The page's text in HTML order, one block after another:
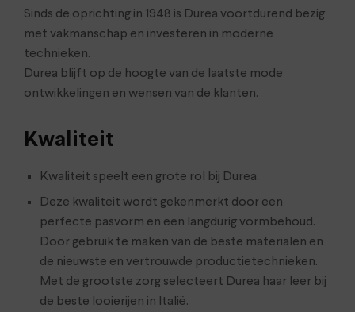
Sinds de oprichting in 1948 is Durea voortdurend bezig
met vakmanschap en investeren in moderne
technieken.
Durea blijft op de hoogte van de laatste mode
ontwikkelingen en wensen van de klanten.
Kwaliteit
Kwaliteit speelt een grote rol bij Durea.
Deze kwaliteit wordt gekenmerkt door een
perfecte pasvorm en een langdurig vormbehoud.
Door gebruik te maken van de beste materialen en
de nieuwste en vertrouwde productietechnieken.
Met de grootste zorg selecteert Durea haar leer bij
de beste looierijen in Italië.